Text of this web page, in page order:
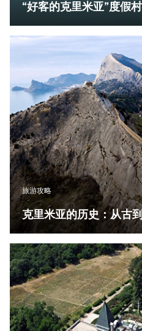
“好客的克里米亚”度假
旅游攻略
克里米亚的历史：从古